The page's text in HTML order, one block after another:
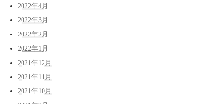
2022年4月
2022年3月
2022年2月
2022年1月
2021年12月
2021年11月
2021年10月